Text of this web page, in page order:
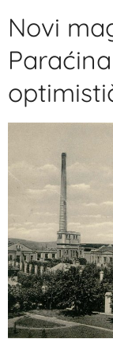
Novi